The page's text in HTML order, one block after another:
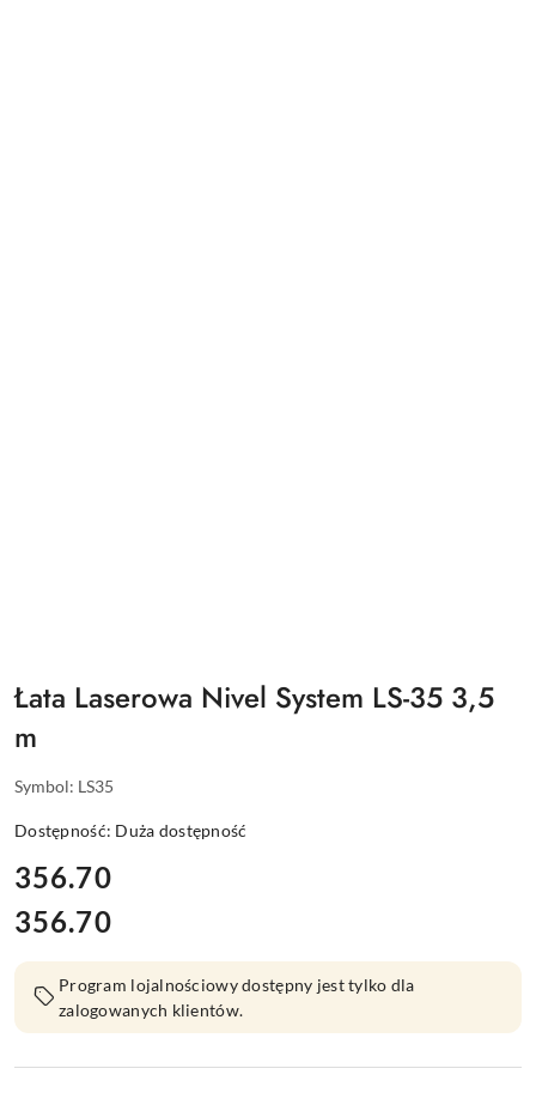
Łata Laserowa Nivel System LS-35 3,5
m
Symbol: LS35
Dostępność: Duża dostępność
cena:
356.70
Cena:
356.70
Program lojalnościowy dostępny jest tylko dla
zalogowanych klientów.